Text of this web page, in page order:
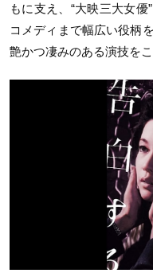
もに支え、“大映三大女
コメディまで幅広い役柄
艶かつ凄みのある演技を